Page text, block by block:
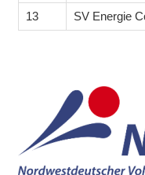
13 SV Energie